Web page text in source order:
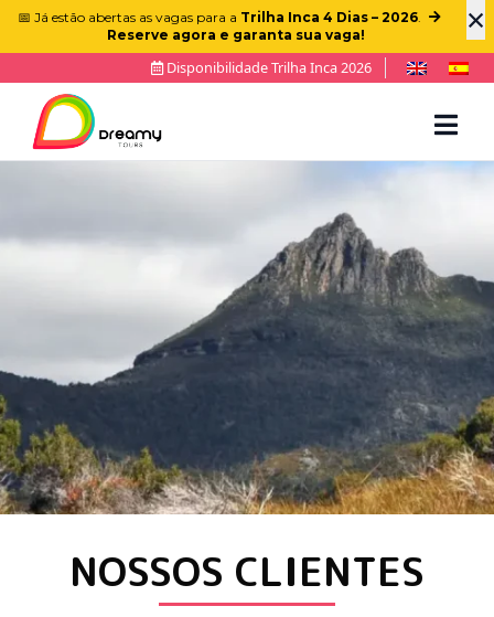
×
📅 Já estão abertas as vagas para a Trilha Inca 4 Dias – 2026.
Reserve agora e garanta sua vaga!
Disponibilidade Trilha Inca 2026
NOSSOS CLIENTES